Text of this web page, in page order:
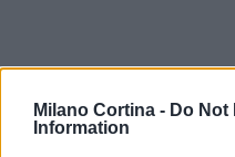
Milano Cortina - Do Not
Information